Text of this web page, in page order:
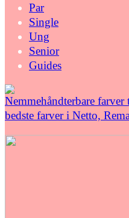
Par
Single
Ung
Senior
Guides
Nemmehåndterbare
bedste farver i Netto,